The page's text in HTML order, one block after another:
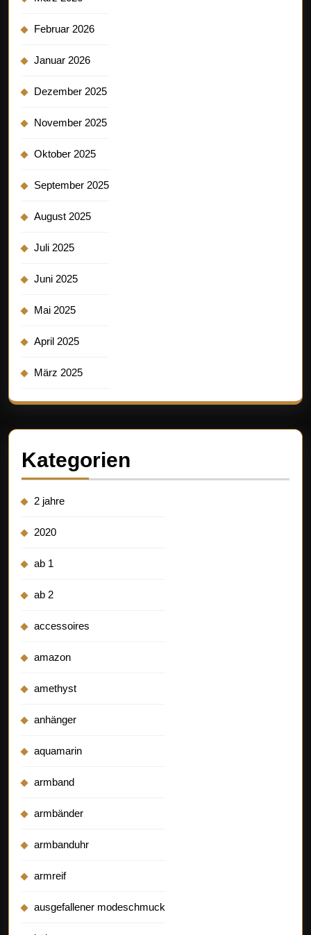
Februar 2026
Januar 2026
Dezember 2025
November 2025
Oktober 2025
September 2025
August 2025
Juli 2025
Juni 2025
Mai 2025
April 2025
März 2025
Kategorien
2 jahre
2020
ab 1
ab 2
accessoires
amazon
amethyst
anhänger
aquamarin
armband
armbänder
armbanduhr
armreif
ausgefallener modeschmuck